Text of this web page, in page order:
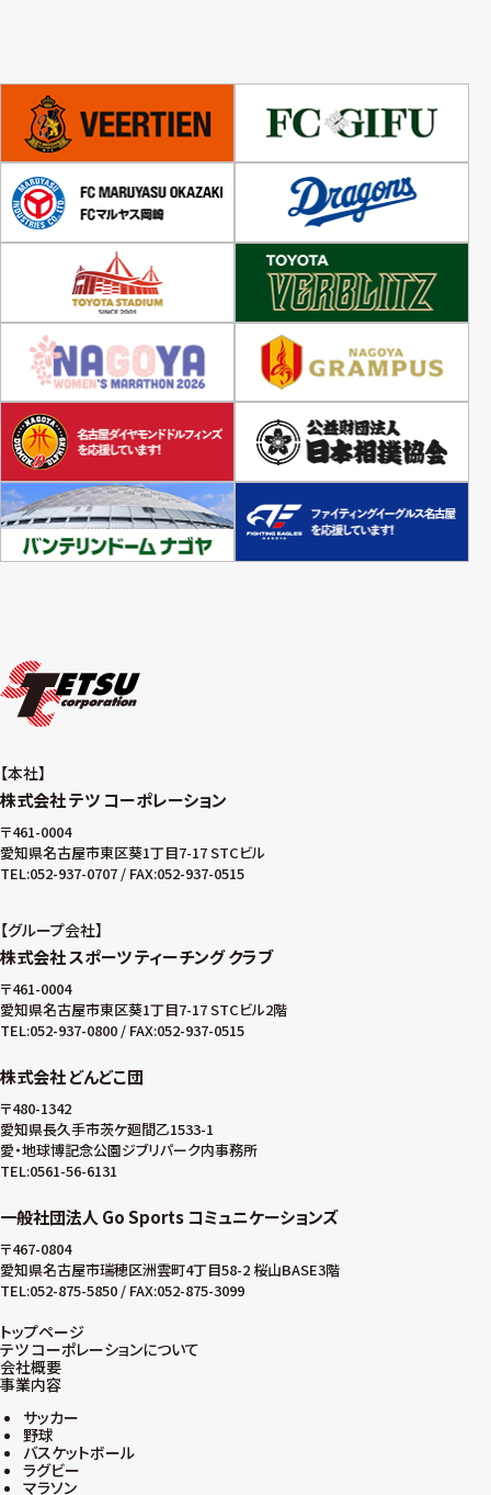
本社
株式会社 テツ コーポレーション
〒461-0004
愛知県名古屋市東区葵1丁目7-17 STCビル
TEL:052-937-0707 / FAX:052-937-0515
グループ会社
株式会社 スポーツ ティーチング クラブ
〒461-0004
愛知県名古屋市東区葵1丁目7-17 STCビル2階
TEL:052-937-0800 / FAX:052-937-0515
株式会社 どんどこ団
〒480-1342
愛知県長久手市茨ケ廻間乙1533-1
愛・地球博記念公園ジブリパーク内事務所
TEL:0561-56-6131
一般社団法人 Go Sports コミュニケーションズ
〒467-0804
愛知県名古屋市瑞穂区洲雲町4丁目58-2 桜山BASE3階
TEL:052-875-5850 / FAX:052-875-3099
トップページ
テツ コーポレーションについて
会社概要
事業内容
サッカー
野球
バスケットボール
ラグビー
マラソン